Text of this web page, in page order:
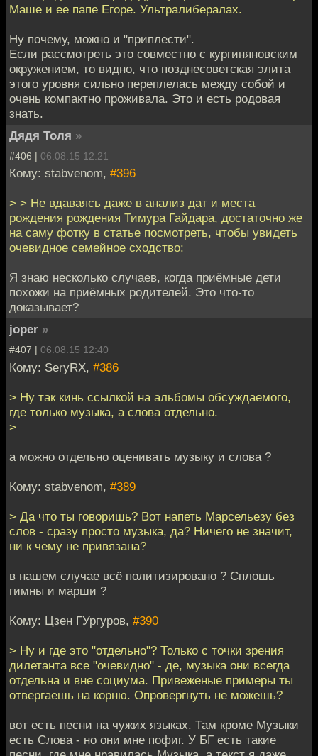
Маше и ее папе Егоре. Ультралибералах.
Ну почему, можно и "приплести".
Если рассмотреть это совместно с кургиняновским
окружением, то видно, что позднесоветская элита
этого уровня сильно переплелась между собой и
очень компактно проживала. Это и есть родовая
знать.
Дядя Толя »
#406 | 06.08.15 12:21
Кому: stabvenom, #396
> > Не вдаваясь даже в анализ дат и места
рождения рождения Тимура Гайдара, достаточно же
на саму фотку в статье посмотреть, чтобы увидеть
очевидное семейное сходство:
Я знаю несколько случаев, когда приёмные дети
похожи на приёмных родителей. Это что-то
доказывает?
joper »
#407 | 06.08.15 12:40
Кому: SeryRX, #386
> Ну так кинь ссылкой на альбомы обсуждаемого,
где только музыка, а слова отдельно.
>
а можно отдельно оценивать музыку и слова ?
Кому: stabvenom, #389
> Да что ты говоришь? Вот напеть Марсельезу без
слов - сразу просто музыка, да? Ничего не значит,
ни к чему не привязана?
в нашем случае всё политизировано ? Сплошь
гимны и марши ?
Кому: Цзен ГУргуров, #390
> Ну и где это "отдельно"? Только с точки зрения
дилетанта все "очевидно" - де, музыка они всегда
отдельна и вне социума. Привеженые примеры ты
отвергаешь на корню. Опровергнуть не можешь?
вот есть песни на чужих языках. Там кроме Музыки
есть Слова - но они мне пофиг. У БГ есть такие